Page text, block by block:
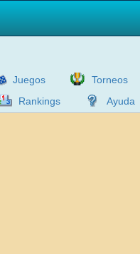
Juegos
Torneos
Rankings
Ayuda